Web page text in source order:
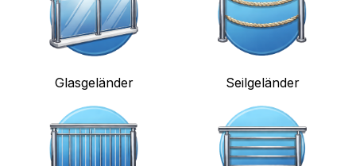
Glasgeländer Seilgeländer